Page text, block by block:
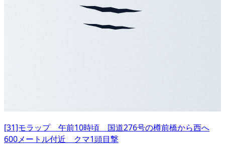
[31]モラップ 午前10時頃 国道276号の樽前橋から西へ
600メートル付近 クマ1頭目撃